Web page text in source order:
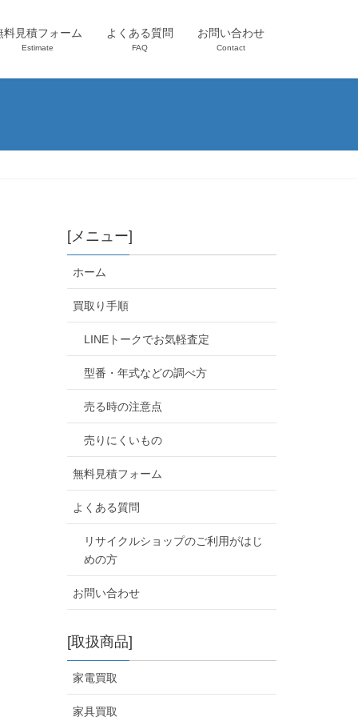
料見積フォーム
Estimate
よくある質問
FAQ
お問い合わせ
Contact
[メニュー]
ホーム
買取り手順
LINEトークでお気軽査定
型番・年式などの調べ方
売る時の注意点
売りにくいもの
無料見積フォーム
よくある質問
リサイクルショップのご利用がはじ
めの方
お問い合わせ
[取扱商品]
家電買取
家具買取